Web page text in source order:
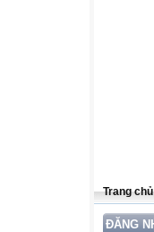
Trang chủ
ĐĂNG